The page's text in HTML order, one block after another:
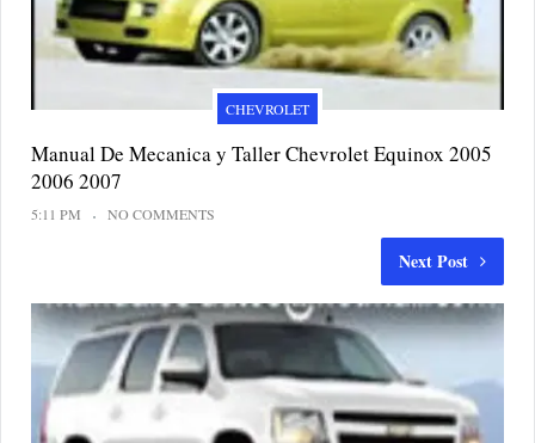
CHEVROLET
Manual De Mecanica y Taller Chevrolet Equinox 2005
2006 2007
5:11 PM NO COMMENTS
Next Post